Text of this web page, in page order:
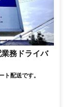
務ドライバ
配送です。